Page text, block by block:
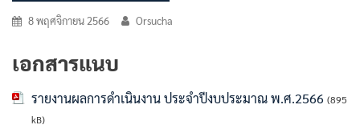
8 พฤศจิกายน 2566 Orsucha
เอกสารแนบ
รายงานผลการดำเนินงาน ประจำปีงบประมาณ พ.ศ.2566 (895
kB)